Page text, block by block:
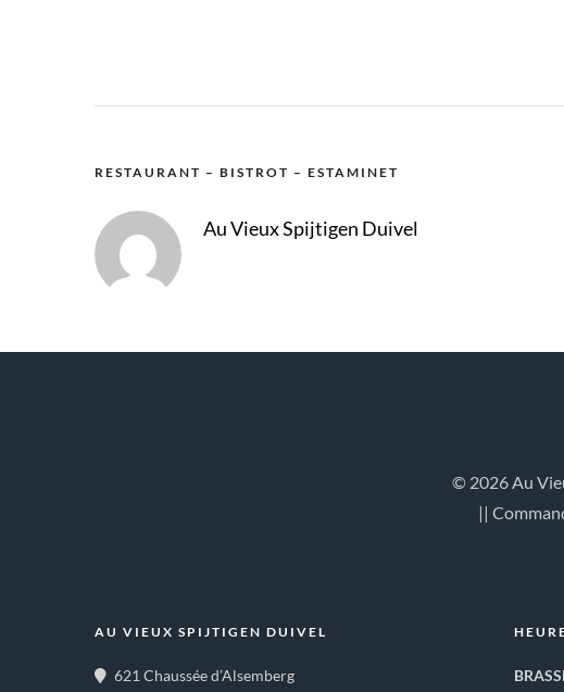
RESTAURANT – BISTROT – ESTAMINET
Au Vieux Spijtigen Duivel
© 2026 Au
||
AU VIEUX SPIJTIGEN DUIVEL
621 Chaussée d’Alsemberg